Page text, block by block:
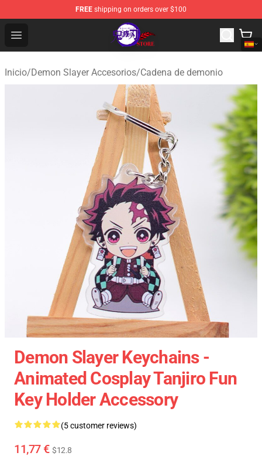
FREE shipping on orders over $100
Open menu
Kimetsu no Yaiba Store - Official Kimetsu no Yaiba
Inicio/Demon Slayer Accesorios/Cadena de demonio
Demon Slayer Keychains -
Animated Cosplay Tanjiro Fun
Key Holder Accessory
(5 customer reviews)
11,77 € $12.8